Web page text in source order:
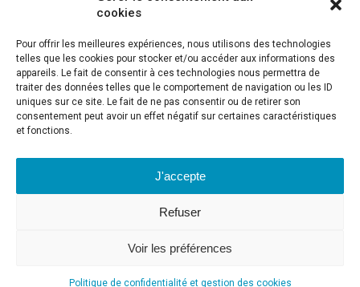
cookies
Pour offrir les meilleures expériences, nous utilisons des technologies
telles que les cookies pour stocker et/ou accéder aux informations des
appareils. Le fait de consentir à ces technologies nous permettra de
traiter des données telles que le comportement de navigation ou les ID
uniques sur ce site. Le fait de ne pas consentir ou de retirer son
consentement peut avoir un effet négatif sur certaines caractéristiques
et fonctions.
J'accepte
Refuser
Voir les préférences
Politique de confidentialité et gestion des cookies
professionnels de santé
Instagram Facebook Twitter
-
31015 TOULOUSE Cedex 6